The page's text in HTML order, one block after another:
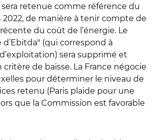
sera retenue comme référence du
2022, de manière à tenir compte de
du coût de l’énergie. Le
(qui correspond à
sera supprimé et
de baisse. La France négocie
pour déterminer le niveau de
retenu (Paris plaide pour une
que la Commission est favorable